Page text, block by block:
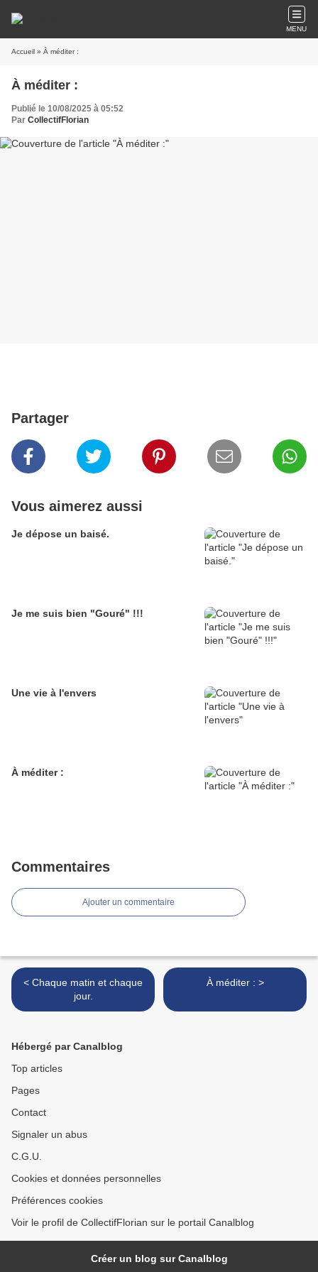
MENU
Accueil » À méditer :
À méditer :
Publié le 10/08/2025 à 05:52
Par CollectifFlorian
Partager
Vous aimerez aussi
Je dépose un baisé.
Je me suis bien "Gouré" !!!
Une vie à l'envers
À méditer :
Commentaires
Ajouter un commentaire
< Chaque matin et chaque
jour.
À méditer : >
Hébergé par Canalblog
Top articles
Pages
Contact
Signaler un abus
C.G.U.
Cookies et données personnelles
Préférences cookies
Voir le profil de CollectifFlorian sur le portail Canalblog
Créer un blog sur Canalblog